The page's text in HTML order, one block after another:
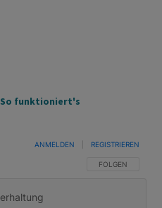
So funktioniert's
FOLGE DIESER
FOLGEN
ANMELDEN REGISTRIEREN